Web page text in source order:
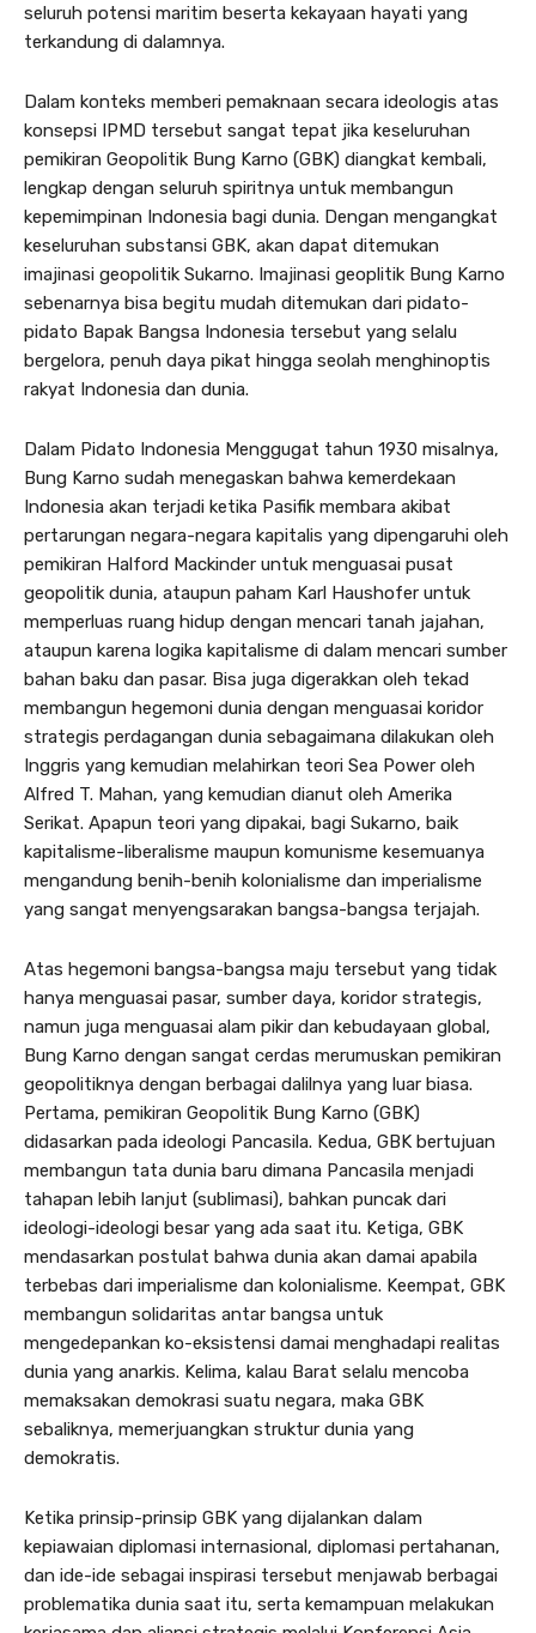
seluruh potensi maritim beserta kekayaan hayati yang
terkandung di dalamnya.
Dalam konteks memberi pemaknaan secara ideologis atas
konsepsi IPMD tersebut sangat tepat jika keseluruhan
pemikiran Geopolitik Bung Karno (GBK) diangkat kembali,
lengkap dengan seluruh spiritnya untuk membangun
kepemimpinan Indonesia bagi dunia. Dengan mengangkat
keseluruhan substansi GBK, akan dapat ditemukan
imajinasi geopolitik Sukarno. Imajinasi geoplitik Bung Karno
sebenarnya bisa begitu mudah ditemukan dari pidato-
pidato Bapak Bangsa Indonesia tersebut yang selalu
bergelora, penuh daya pikat hingga seolah menghinoptis
rakyat Indonesia dan dunia.
Dalam Pidato Indonesia Menggugat tahun 1930 misalnya,
Bung Karno sudah menegaskan bahwa kemerdekaan
Indonesia akan terjadi ketika Pasifik membara akibat
pertarungan negara-negara kapitalis yang dipengaruhi oleh
pemikiran Halford Mackinder untuk menguasai pusat
geopolitik dunia, ataupun paham Karl Haushofer untuk
memperluas ruang hidup dengan mencari tanah jajahan,
ataupun karena logika kapitalisme di dalam mencari sumber
bahan baku dan pasar. Bisa juga digerakkan oleh tekad
membangun hegemoni dunia dengan menguasai koridor
strategis perdagangan dunia sebagaimana dilakukan oleh
Inggris yang kemudian melahirkan teori Sea Power oleh
Alfred T. Mahan, yang kemudian dianut oleh Amerika
Serikat. Apapun teori yang dipakai, bagi Sukarno, baik
kapitalisme-liberalisme maupun komunisme kesemuanya
mengandung benih-benih kolonialisme dan imperialisme
yang sangat menyengsarakan bangsa-bangsa terjajah.
Atas hegemoni bangsa-bangsa maju tersebut yang tidak
hanya menguasai pasar, sumber daya, koridor strategis,
namun juga menguasai alam pikir dan kebudayaan global,
Bung Karno dengan sangat cerdas merumuskan pemikiran
geopolitiknya dengan berbagai dalilnya yang luar biasa.
Pertama, pemikiran Geopolitik Bung Karno (GBK)
didasarkan pada ideologi Pancasila. Kedua, GBK bertujuan
membangun tata dunia baru dimana Pancasila menjadi
tahapan lebih lanjut (sublimasi), bahkan puncak dari
ideologi-ideologi besar yang ada saat itu. Ketiga, GBK
mendasarkan postulat bahwa dunia akan damai apabila
terbebas dari imperialisme dan kolonialisme. Keempat, GBK
membangun solidaritas antar bangsa untuk
mengedepankan ko-eksistensi damai menghadapi realitas
dunia yang anarkis. Kelima, kalau Barat selalu mencoba
memaksakan demokrasi suatu negara, maka GBK
sebaliknya, memerjuangkan struktur dunia yang
demokratis.
Ketika prinsip-prinsip GBK yang dijalankan dalam
kepiawaian diplomasi internasional, diplomasi pertahanan,
dan ide-ide sebagai inspirasi tersebut menjawab berbagai
problematika dunia saat itu, serta kemampuan melakukan